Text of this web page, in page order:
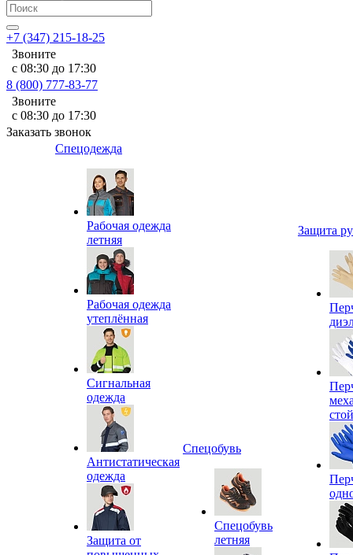
+7 (347) 215-18-25
Звоните
с 08:30 до 17:30
8 (800) 777-83-77
Звоните
с 08:30 до 17:30
Заказать звонок
Спецодежда
Рабочая одежда
летняя
Рабочая одежда
утеплённая
Сигнальная
одежда
Антистатическая
одежда
Защита от
Спецобувь
Спецобувь
летняя
Защита